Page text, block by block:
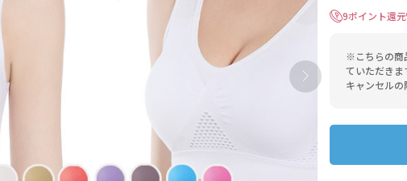
9ポイント還元
※こちらの商
ていただきま
キャンセルの